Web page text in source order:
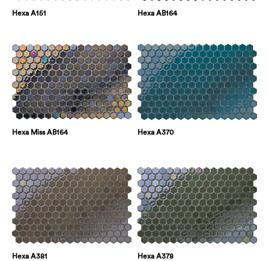
Hexa A151 Hexa AB164
Hexa Miss AB164 Hexa A370
Hexa A381 Hexa A378